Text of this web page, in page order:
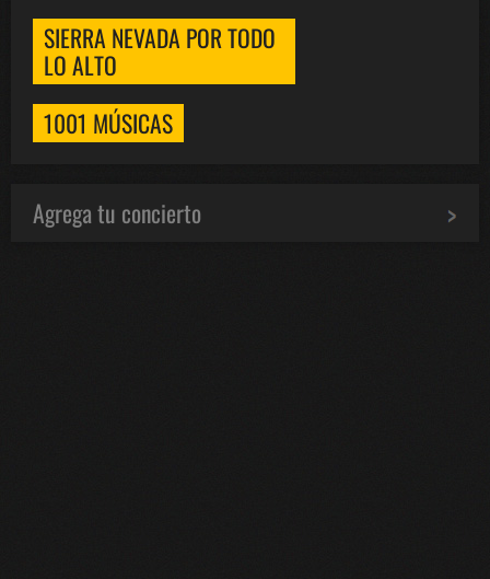
SIERRA NEVADA POR TODO
LO ALTO
1001 MÚSICAS
Agrega tu concierto